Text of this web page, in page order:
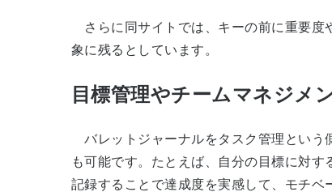
さらに同サイトでは、キーの前に重要度
象に残るとしています。
目標管理やチームマネジメ
バレットジャーナルをタスク管理という
も可能です。たとえば、自分の目標に対
記録することで達成度を実感して、モチベ